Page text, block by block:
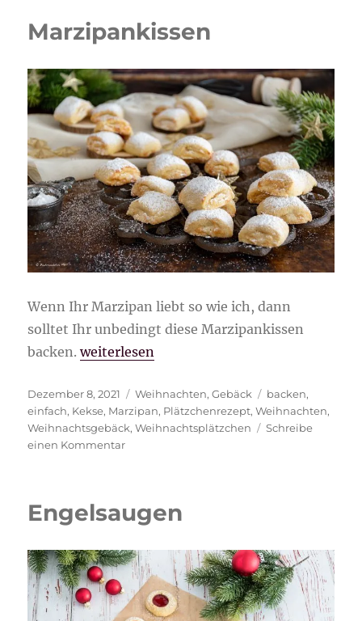
Marzipankissen
Wenn Ihr Marzipan liebt so wie ich, dann
solltet Ihr unbedingt diese Marzipankissen
backen.„Marzipankissen“
weiterlesen
Veröffentlicht
am
Dezember 8, 2021 Kategorien
Weihnachten,Gebäck Schlagwörter
backen,
einfach, Kekse, Marzipan, Plätzchenrezept,Weihnachten,
Weihnachtsgebäck,Weihnachtsplätzchen
Schreibe
einen Kommentarzu
Engelsaugen